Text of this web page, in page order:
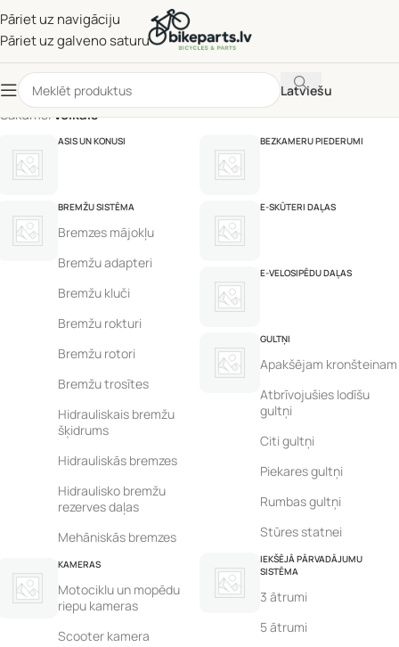
Pāriet uz navigāciju
Pāriet uz galveno saturu
Latviešu
Sākums/Veikals
ASIS UN KONUSI BEZKAMERU PIEDERUMI
BREMŽU SISTĒMA
Bremzes mājokļu
Bremžu adapteri
Bremžu kluči
Bremžu rokturi
Bremžu rotori
Bremžu trosītes
Hidrauliskais bremžu
šķidrums
Hidrauliskās bremzes
Hidraulisko bremžu
rezerves daļas
Mehāniskās bremzes
E-SKŪTERI DAĻAS
E-VELOSIPĒDU DAĻAS
GULTŅI
Apakšējam kronšteinam
Atbrīvojušies lodīšu
gultņi
Citi gultņi
Piekares gultņi
Rumbas gultņi
Stūres statnei
IEKŠĒJĀ PĀRVADĀJUMU
SISTĒMA
3 ātrumi
5 ātrumi
KAMERAS
Motociklu un mopēdu
riepu kameras
Scooter kamera